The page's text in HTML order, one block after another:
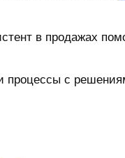
в продажах
процессы с